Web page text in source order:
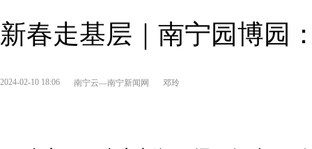
新春走基层｜南宁园博园
2024-02-10 18:06 南宁云—南宁新闻网 邓玲